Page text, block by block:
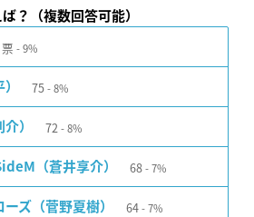
？（複数回答可能）
票 9%
75 8%
） 72 8%
（蒼井享介） 68 7%
ズ（菅野夏樹） 64 7%